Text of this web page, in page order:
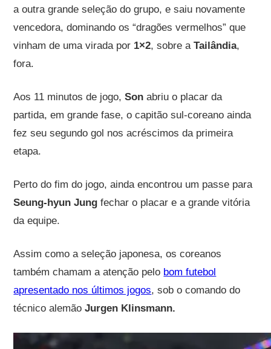
a outra grande seleção do grupo, e saiu novamente
vencedora, dominando os “dragões vermelhos” que
vinham de uma virada por 1×2, sobre aTailândia,
fora.
Aos 11 minutos de jogo,Sonabriu o placar da
partida, em grande fase, o capitão sul-coreano ainda
fez seu segundo gol nos acréscimos da primeira
etapa.
Perto do fim do jogo, ainda encontrou um passe para
Seung-hyun Jungfechar o placar e a grande vitória
da equipe.
Assim como a seleção japonesa, os coreanos
também chamam a atenção pelo bom futebol
apresentado nos últimos jogos, sob o comando do
técnico alemãoJurgen Klinsmann.